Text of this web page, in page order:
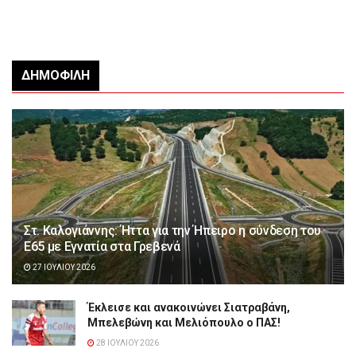
ΔΗΜΟΦΙΛΉ
Στ. Καλογιάννης: Ήττα για την Ήπειρο η σύνδεση του
Ε65 με Εγνατία στα Γρεβενά
27 ΙΟΥΛΊΟΥ 2026
Έκλεισε και ανακοινώνει Σιατραβάνη,
Μπελεβώνη και Μελιόπουλο ο ΠΑΣ!
28 ΙΟΥΛΊΟΥ 2026